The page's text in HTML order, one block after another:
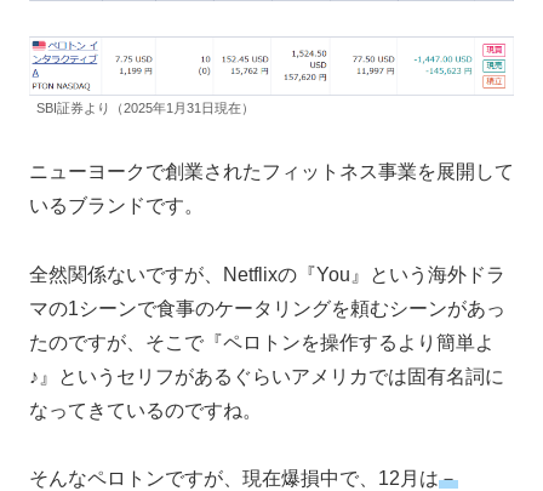
SBI証券より（2025年1月31日現在）
ニューヨークで創業されたフィットネス事業を展開して
いるブランドです。
全然関係ないですが、Netflixの『You』という海外ドラ
マの1シーンで食事のケータリングを頼むシーンがあっ
たのですが、そこで『ペロトンを操作するより簡単よ
♪』というセリフがあるぐらいアメリカでは固有名詞に
なってきているのですね。
そんなペロトンですが、現在爆損中で、12月は－